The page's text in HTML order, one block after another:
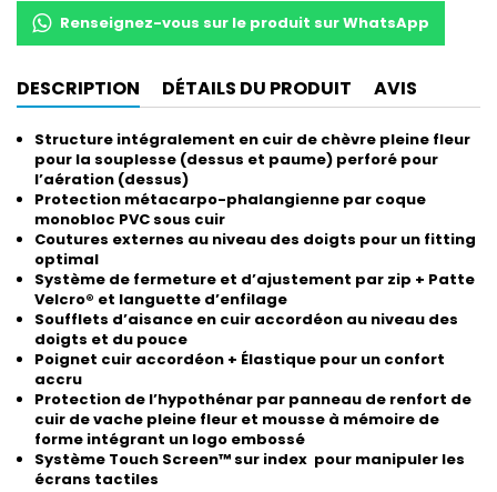
Renseignez-vous sur le produit sur WhatsApp
DESCRIPTION DÉTAILS DU PRODUIT AVIS
Structure intégralement en cuir de chèvre pleine fleur
pour la souplesse (dessus et paume) perforé pour
l’aération (dessus)
Protection métacarpo-phalangienne par coque
monobloc PVC sous cuir
Coutures externes au niveau des doigts pour un fitting
optimal
Système de fermeture et d’ajustement par zip + Patte
Velcro® et languette d’enfilage
Soufflets d’aisance en cuir accordéon au niveau des
doigts et du pouce
Poignet cuir accordéon + Élastique pour un confort
accru
Protection de l’hypothénar par panneau de renfort de
cuir de vache pleine fleur et mousse à mémoire de
forme intégrant un logo embossé
Système Touch Screen™ sur index pour manipuler les
écrans tactiles